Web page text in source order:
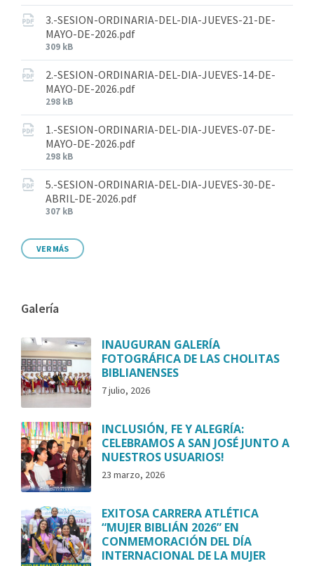
3.-SESION-ORDINARIA-DEL-DIA-JUEVES-21-DE-
MAYO-DE-2026.pdf
309 kB
2.-SESION-ORDINARIA-DEL-DIA-JUEVES-14-DE-
MAYO-DE-2026.pdf
298 kB
1.-SESION-ORDINARIA-DEL-DIA-JUEVES-07-DE-
MAYO-DE-2026.pdf
298 kB
5.-SESION-ORDINARIA-DEL-DIA-JUEVES-30-DE-
ABRIL-DE-2026.pdf
307 kB
VER MÁS
Galería
INAUGURAN GALERÍA
FOTOGRÁFICA DE LAS CHOLITAS
BIBLIANENSES
7 julio, 2026
INCLUSIÓN, FE Y ALEGRÍA:
CELEBRAMOS A SAN JOSÉ JUNTO A
NUESTROS USUARIOS!
23 marzo, 2026
EXITOSA CARRERA ATLÉTICA
“MUJER BIBLIÁN 2026” EN
CONMEMORACIÓN DEL DÍA
INTERNACIONAL DE LA MUJER